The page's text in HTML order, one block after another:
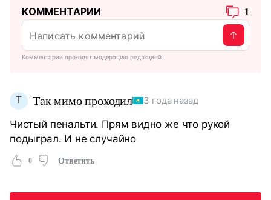
КОММЕНТАРИИ 1
Комментарии проходят модерацию редакцией
Т Так мимо проходил 3 года назад
Чистый пенальти. Прям видно же что рукой
подыграл. И не случайно
0 Ответить